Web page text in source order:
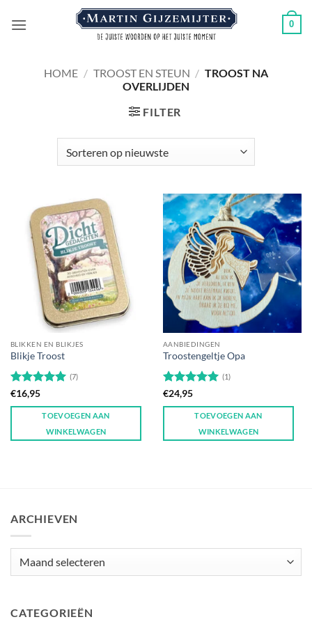
naar
0
HOME / TROOST EN STEUN / TROOST NA
OVERLIJDEN
FILTER
BLIKKEN EN BLIKJES
Blikje Troost
Gewaardeerd
5uit 5
(7)
€16,95
TOEVOEGEN AAN
WINKELWAGEN
AANBIEDINGEN
Troostengeltje Opa
Gewaardeerd
5uit 5
(1)
€24,95
TOEVOEGEN AAN
WINKELWAGEN
ARCHIEVEN
CATEGORIEËN